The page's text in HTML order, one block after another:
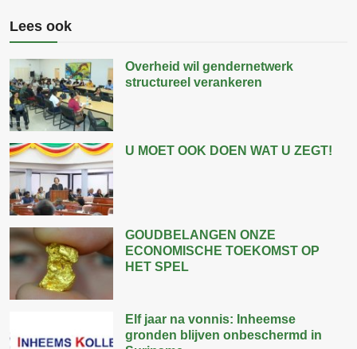
Lees ook
Overheid wil gendernetwerk
structureel verankeren
U MOET OOK DOEN WAT U ZEGT!
GOUDBELANGEN ONZE
ECONOMISCHE TOEKOMST OP
HET SPEL
Elf jaar na vonnis: Inheemse
gronden blijven onbeschermd in